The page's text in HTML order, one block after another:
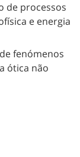
de processos
e energia
fenómenos
ótica não